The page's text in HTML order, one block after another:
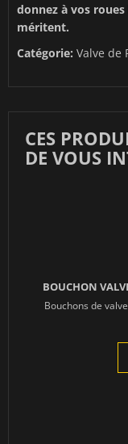
donnez à vos
méritent.
Catégorie: Valve de
CES
DE VOUS
BOUCHON
Bouchons de